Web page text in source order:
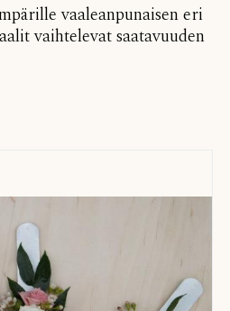
vaaleanpunaisen eri
vaihtelevat saatavuuden